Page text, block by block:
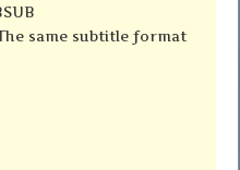
same subtitle format